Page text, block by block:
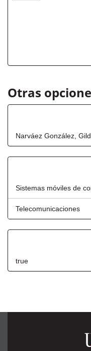
Otras
Narváez González,
Sistemas móviles de
Telecomunicaciones
true